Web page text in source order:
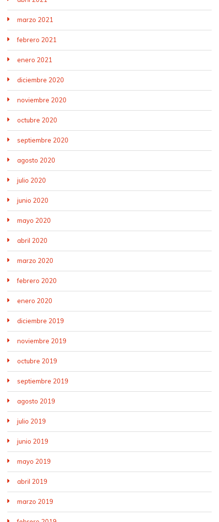
marzo 2021
febrero 2021
enero 2021
diciembre 2020
noviembre 2020
octubre 2020
septiembre 2020
agosto 2020
julio 2020
junio 2020
mayo 2020
abril 2020
marzo 2020
febrero 2020
enero 2020
diciembre 2019
noviembre 2019
octubre 2019
septiembre 2019
agosto 2019
julio 2019
junio 2019
mayo 2019
abril 2019
marzo 2019